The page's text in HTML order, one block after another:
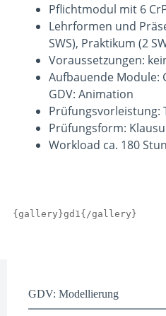
Pflichtmodul mit 6
Lehrformen und
SWS), Praktikum (2
Voraussetzungen:
Aufbauende Module:
GDV: Animation
Prüfungsvorleistung:
Prüfungsform:
Workload ca. 180
{gallery}gd1{/gallery}
GDV: Modellierung